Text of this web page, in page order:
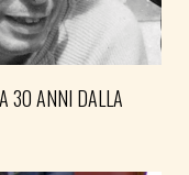
30 ANNI DALLA